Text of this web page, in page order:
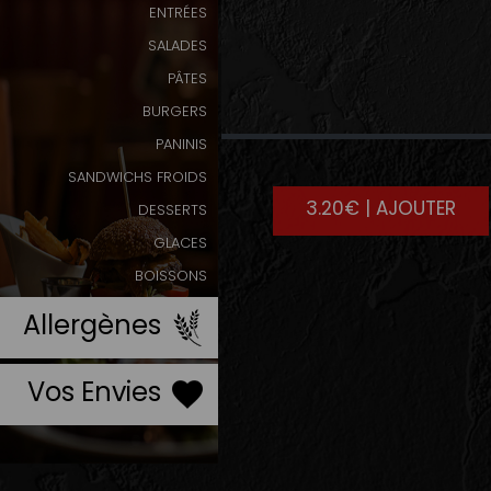
Programme
Vos
Avis
Zones
de
Livraison
ENTRÉES
SALADES
PÂTES
BURGERS
PANINIS
SANDWICHS FROIDS
DESSERTS
GLACES
BOISSONS
Allergènes
Vos Envies
3.20€ | AJOUTER